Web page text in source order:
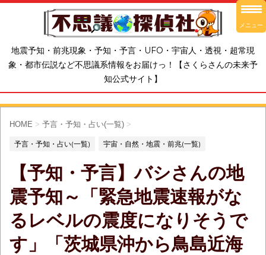
地震予知・前兆現象・予知・予言・UFO・宇宙人・透視・超常現
象・都市伝説など不思議系情報をお届けっ！【さくらさんの未来予
知公式サイト】
HOME > 予言・予知・占い(一覧) >
予言・予知・占い(一覧) 宇宙・自然・地震・前兆(一覧)
【予知・予言】バシさんの地
震予知～「緊急地震速報がな
るレベルの震度になりそうで
す」「茨城県沖から鳥島近海
メニュー